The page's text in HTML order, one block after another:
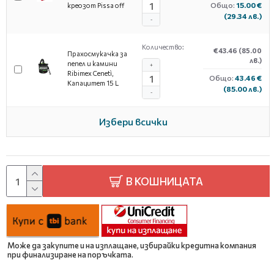
креозот Pissa off
-
Общо: 15.00 €
(29.34 лв.)
Прахосмукачка за
пепел и камини
Ribimex Cenetì,
Капацитет 15 L
Количество:
-
+
€43.46 (85.00
лв.)
Общо: 43.46 €
(85.00 лв.)
Избери всички
В КОШНИЦАТА
Може да закупите и на изплащане, избирайки кредитна компания
при финализиране на поръчката.